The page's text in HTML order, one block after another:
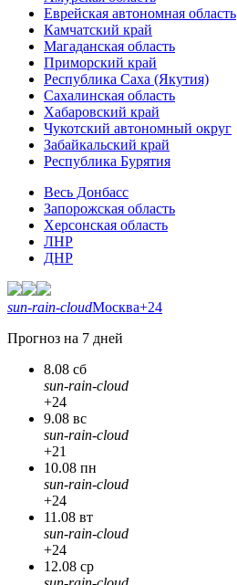
Еврейская автономная область
Камчатский край
Магаданская область
Приморский край
Республика Саха (Якутия)
Сахалинская область
Хабаровский край
Чукотский автономный округ
Забайкальский край
Республика Бурятия
Весь Донбасс
Запорожская область
Херсонская область
ЛНР
ДНР
sun-rain-cloudМосква+24
Прогноз на 7 дней
8.08 сб
sun-rain-cloud
+24
9.08 вс
sun-rain-cloud
+21
10.08 пн
sun-rain-cloud
+24
11.08 вт
sun-rain-cloud
+24
12.08 ср